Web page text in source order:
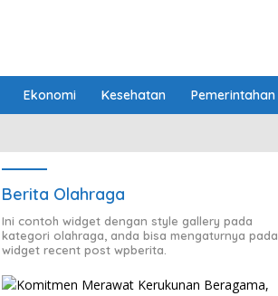
Ekonomi Kesehatan Pemerintahan
Berita Olahraga
Ini contoh widget dengan style gallery pada
kategori olahraga, anda bisa mengaturnya pada
widget recent post wpberita.